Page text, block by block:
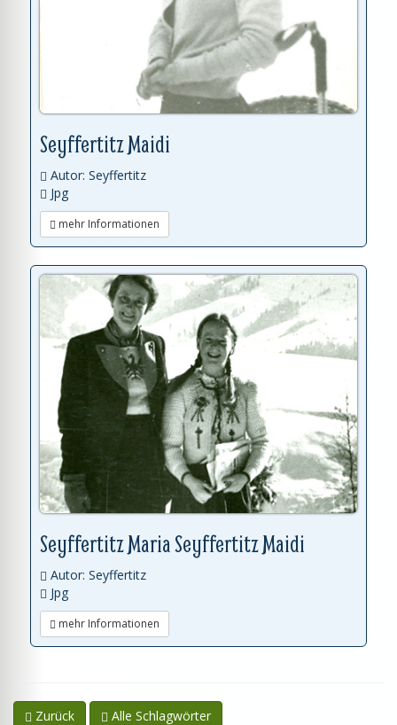
Seyffertitz Maidi
Autor: Seyffertitz
Jpg
mehr Informationen
Seyffertitz Maria Seyffertitz Maidi
Autor: Seyffertitz
Jpg
mehr Informationen
Zurück Alle Schlagwörter